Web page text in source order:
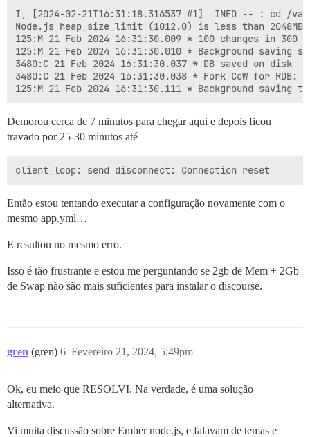
I, [2024-02-21T16:31:18.316537 #1]  INFO -- : cd /
Node.js heap_size_limit (1012.0) is less than
125:M 21 Feb 2024 16:31:30.009 * 100 changes in 300
125:M 21 Feb 2024 16:31:30.010 * Background saving
3480:C 21 Feb 2024 16:31:30.037 * DB saved on disk
3480:C 21 Feb 2024 16:31:30.038 * Fork CoW for RDB:
Demorou cerca de 7 minutos para chegar aqui e depois ficou
travado por 25-30 minutos até
Então estou tentando executar a configuração novamente com o
mesmo app.yml…
E resultou no mesmo erro.
Isso é tão frustrante e estou me perguntando se 2gb de Mem + 2Gb
de Swap não são mais suficientes para instalar o discourse.
gren (gren) Fevereiro 21, 2024, 5:49pm
6
Ok, eu meio que RESOLVI. Na verdade, é uma solução
alternativa.
Vi muita discussão sobre Ember node.js, e falavam de temas e